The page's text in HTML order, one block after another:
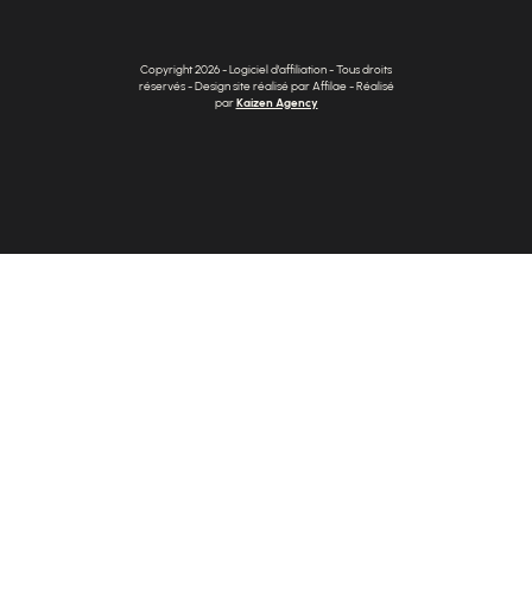
Copyright 2026 - Logiciel d'affiliation - Tous droits
réservés - Design site réalisé par Affilae - Réalisé
parKaizen Agency